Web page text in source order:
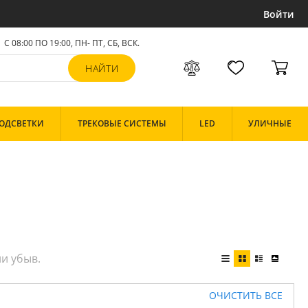
Войти
С 08:00 ПО 19:00, ПН- ПТ,СБ, ВСК.
ТРЕКОВЫЕ СИСТЕМЫ LED УЛИЧНЫЕ
ОЧИСТИТЬ ВСЕ